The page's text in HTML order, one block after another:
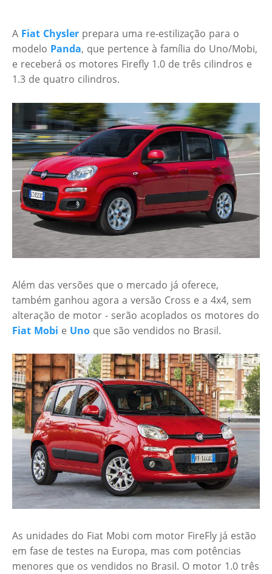
A Fiat Chysler prepara uma re-estilização para o
modelo Panda, que pertence à família do Uno/Mobi,
e receberá os motores Firefly 1.0 de três cilindros e
1.3 de quatro cilindros.
Além das versões que o mercado já oferece,
também ganhou agora a versão Cross e a 4x4, sem
alteração de motor - serão acoplados os motores do
Fiat Mobi e Uno que são vendidos no Brasil.
As unidades do Fiat Mobi com motor FireFly já estão
em fase de testes na Europa, mas com potências
menores que os vendidos no Brasil. O motor 1.0 três